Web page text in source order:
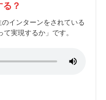
？
インターンをされている
実現するか」です。